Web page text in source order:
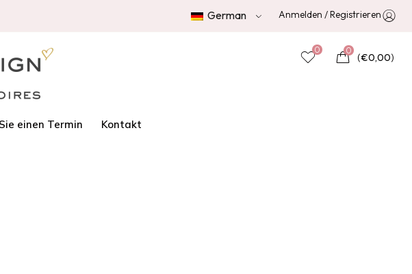
Anmelden / Registrieren
German
einen Termin Kontakt
0 0
(€0,00)